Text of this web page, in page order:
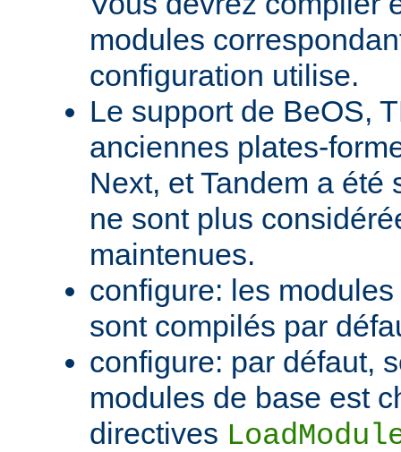
modules
configuration utilise.
Le support de BeOS,
anciennes plates-
Next, et Tandem a été
ne sont plus
maintenues.
configure: les
sont compilés par
configure: par défaut,
modules de base est
directives